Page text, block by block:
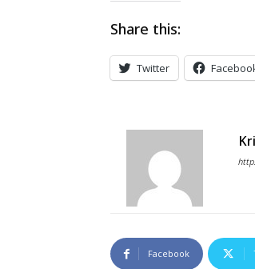
Share this:
Twitter
Facebook